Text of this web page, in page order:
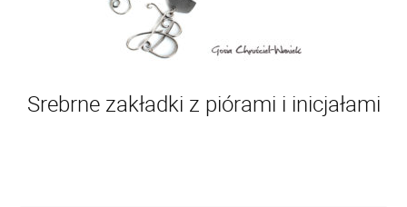
Srebrne zakładki z piórami i inicjałami